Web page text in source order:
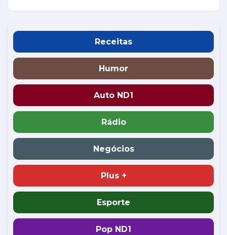
Receitas
Humor
Auto ND1
Rádio
Negócios
Plus +
Esporte
Pop ND1